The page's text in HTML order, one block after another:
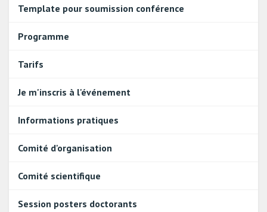
Template pour soumission conférence
Programme
Tarifs
Je m'inscris à l'événement
Informations pratiques
Comité d'organisation
Comité scientifique
Session posters doctorants